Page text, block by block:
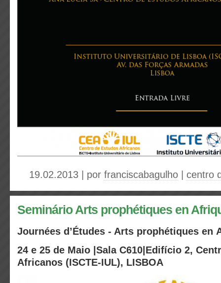
19.02.2013 | por franciscabagulho centro
Seminário Arts prophétiques en
Journées d’Études - Arts prophétiques en
24 e 25 de Maio |Sala C610|Edifício 2,
Africanos (ISCTE-IUL), LISBOA